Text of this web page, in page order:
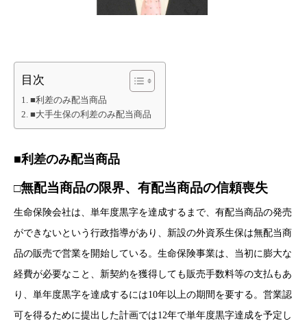
目次
■利差のみ配当商品
■大手生保の利差のみ配当商品
■利差のみ配当商品
□無配当商品の限界、有配当商品の信頼喪失
生命保険会社は、単年度黒字を達成するまで、有配当商品の発売
ができないという行政指導があり、新設の外資系生保は無配当商
品の販売で営業を開始している。生命保険事業は、当初に膨大な
経費が必要なこと、新契約を獲得しても販売手数料等の支払もあ
り、単年度黒字を達成するには10年以上の期間を要する。営業認
可を得るために提出した計画では12年で単年度黒字達成を予定し